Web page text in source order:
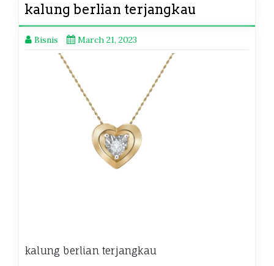
kalung berlian terjangkau
Bisnis March 21, 2023
kalung berlian terjangkau